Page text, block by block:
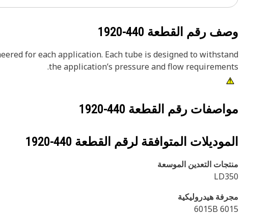
وصف رقم القطعة 440-1920
for each application. Each tube is designed to withstand
the application’s pressure and flow requirements.
مواصفات رقم القطعة 440-1920
الموديلات المتوافقة لرقم القطعة 440-1920
منتجات التعدين الموسعة
LD350
مجرفة هيدروليكية
6015B 6015